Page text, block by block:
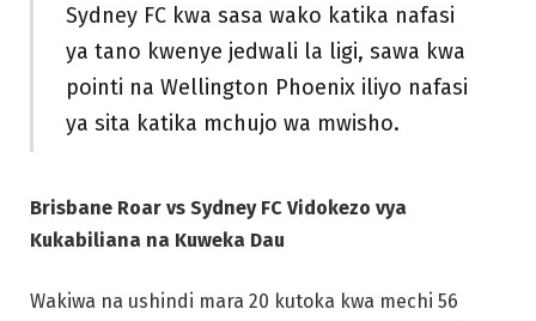
Sydney FC kwa sasa wako katika nafasi
ya tano kwenye jedwali la ligi, sawa kwa
pointi na Wellington Phoenix iliyo nafasi
ya sita katika mchujo wa mwisho.
Brisbane Roar vs Sydney FC Vidokezo vya
Kukabiliana na Kuweka Dau
Wakiwa na ushindi mara 20 kutoka kwa mechi 56